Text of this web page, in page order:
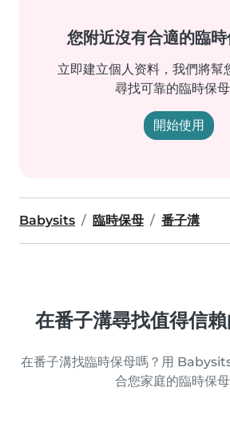
您附近沒有合適的臨時
立即建立個人资料，我們將幫
尋找可靠的臨時保母
開始使用
Babysits 臨時保母 番子溝
在番子溝尋找值得信
在番子溝找臨時保母嗎？用
合您家庭的臨時保母